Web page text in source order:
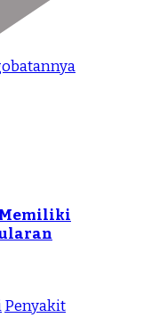
Memiliki
Penyakit